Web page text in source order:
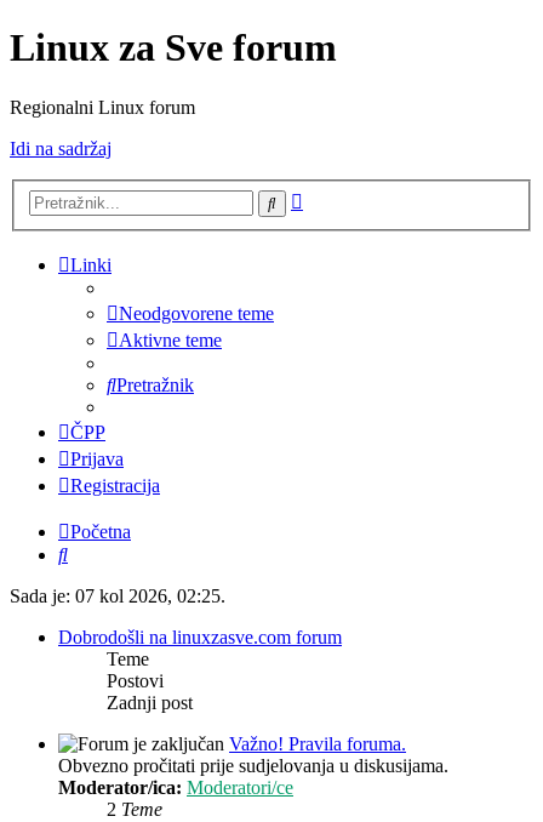
Linux za Sve forum
Regionalni Linux forum
Idi na sadržaj
Pretražnik
Linki
Neodgovorene teme
Aktivne teme
Pretražnik
ČPP
Prijava
Registracija
Početna
Pretražnik
Sada je: 07 kol 2026, 02:25.
Dobrodošli na linuxzasve.com forum
Teme
Postovi
Zadnji post
Važno! Pravila foruma.
Obvezno pročitati prije sudjelovanja u diskusijama.
Moderator/ica: Moderatori/ce
2 Teme